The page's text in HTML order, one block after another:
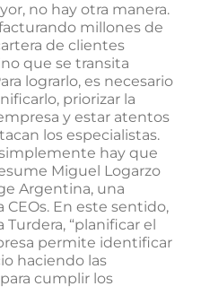
no hay otra manera.
millones de
de clientes
que se transita
lograrlo, es necesario
priorizar la
y estar atentos
los especialistas.
simplemente hay que
Miguel Logarzo
Argentina, una
En este sentido,
“planificar el
permite identificar
haciendo las
cumplir los